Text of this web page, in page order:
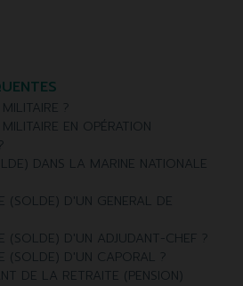
?
EN OPÉRATION
DANS LA MARINE NATIONALE
(SOLDE) D'UN GENERAL DE
(SOLDE) D'UN ADJUDANT-CHEF ?
(SOLDE) D'UN CAPORAL ?
DE LA RETRAITE (PENSION)